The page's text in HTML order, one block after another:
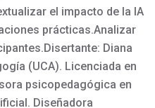
el impacto de la IA
prácticas.Analizar
Diana
(UCA). Licenciada en
psicopedagógica en
Diseñadora